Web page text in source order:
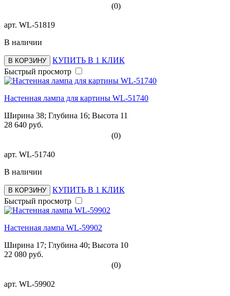
(0)
арт. WL-51819
В наличии
В КОРЗИНУ
КУПИТЬ В 1 КЛИК
Быстрый просмотр
Настенная лампа для картины WL-51740
Ширина 38; Глубина 16; Высота 11
28 640 руб.
(0)
арт. WL-51740
В наличии
В КОРЗИНУ
КУПИТЬ В 1 КЛИК
Быстрый просмотр
Настенная лампа WL-59902
Ширина 17; Глубина 40; Высота 10
22 080 руб.
(0)
арт. WL-59902